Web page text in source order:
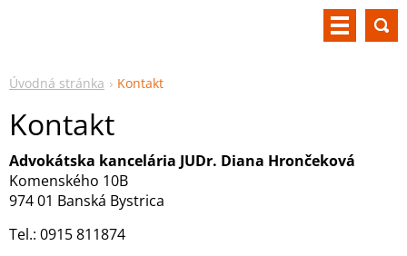
Úvodná stránka Kontakt
Kontakt
Advokátska kancelária JUDr. Diana Hrončeková
Komenského 10B
974 01 Banská Bystrica
Tel.: 0915 811874